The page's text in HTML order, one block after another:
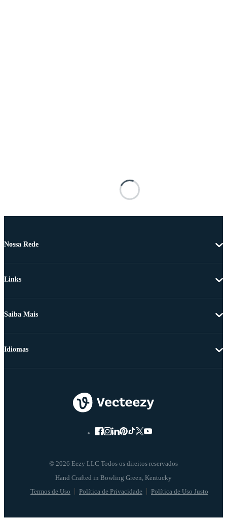
Nossa Rede
Links
Saiba Mais
© 2026 Eezy LLC Todos os direitos reservados
Termos de Uso Política de Privacidade Política de Uso Justo
Idiomas